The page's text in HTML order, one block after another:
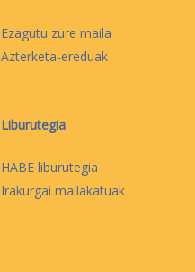
Ezagutu zure maila
Azterketa-ereduak
Liburutegia
HABE liburutegia
Irakurgai mailakatuak